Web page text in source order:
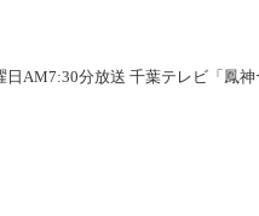
AM7:30分放送 千葉テレビ「鳳